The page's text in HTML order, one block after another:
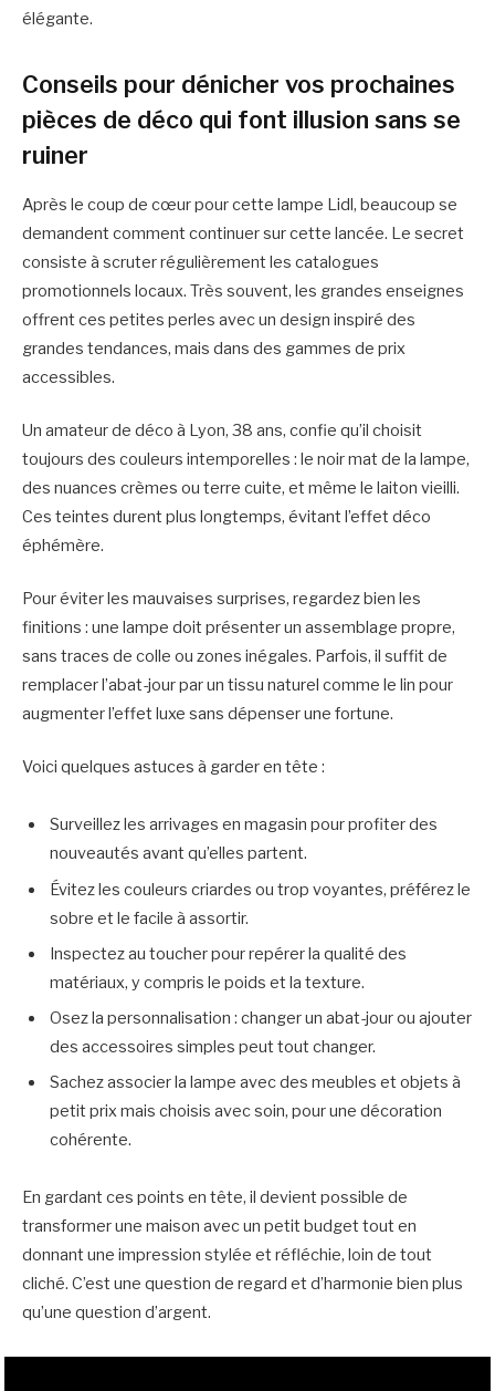
élégante.
Conseils pour dénicher vos prochaines
pièces de déco qui font illusion sans se
ruiner
Après le coup de cœur pour cette lampe Lidl, beaucoup se
demandent comment continuer sur cette lancée. Le secret
consiste à scruter régulièrement les catalogues
promotionnels locaux. Très souvent, les grandes enseignes
offrent ces petites perles avec un design inspiré des
grandes tendances, mais dans des gammes de prix
accessibles.
Un amateur de déco à Lyon, 38 ans, confie qu’il choisit
toujours des couleurs intemporelles : le noir mat de la lampe,
des nuances crèmes ou terre cuite, et même le laiton vieilli.
Ces teintes durent plus longtemps, évitant l’effet déco
éphémère.
Pour éviter les mauvaises surprises, regardez bien les
finitions : une lampe doit présenter un assemblage propre,
sans traces de colle ou zones inégales. Parfois, il suffit de
remplacer l’abat-jour par un tissu naturel comme le lin pour
augmenter l’effet luxe sans dépenser une fortune.
Voici quelques astuces à garder en tête :
Surveillez les arrivages en magasin pour profiter des
nouveautés avant qu’elles partent.
Évitez les couleurs criardes ou trop voyantes, préférez le
sobre et le facile à assortir.
Inspectez au toucher pour repérer la qualité des
matériaux, y compris le poids et la texture.
Osez la personnalisation : changer un abat-jour ou ajouter
des accessoires simples peut tout changer.
Sachez associer la lampe avec des meubles et objets à
petit prix mais choisis avec soin, pour une décoration
cohérente.
En gardant ces points en tête, il devient possible de
transformer une maison avec un petit budget tout en
donnant une impression stylée et réfléchie, loin de tout
cliché. C’est une question de regard et d’harmonie bien plus
qu’une question d’argent.